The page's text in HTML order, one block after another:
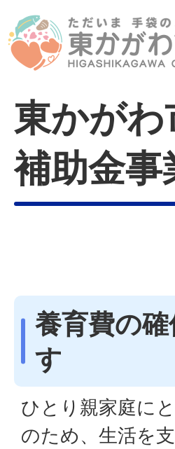
東かが
補助金事
養育費の
す
ひとり親家庭に
のため、生活を